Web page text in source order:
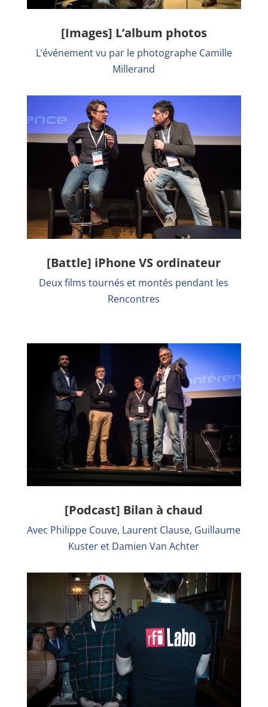
[Images] L’album photos
L’événement vu par le photographe Camille
Millerand
[Battle] iPhone VS ordinateur
Deux films tournés et montés pendant les
Rencontres
[Podcast] Bilan à chaud
Avec Philippe Couve, Laurent Clause, Guillaume
Kuster et Damien Van Achter